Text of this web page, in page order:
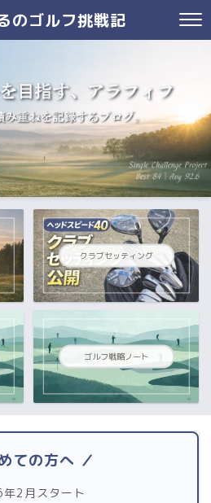
のゴルフ挑戦記
クラブセッティング
ゴルフ戦略ノート
ての方へ ／
2月スタート